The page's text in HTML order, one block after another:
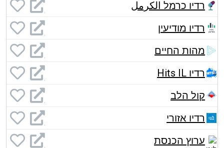
רדיו כרמל الكرمل
רדיו מודיעין
מהות החיים
רדיו Hits IL
קול הלב
רדיו אזורי
ערוץ הכנסת